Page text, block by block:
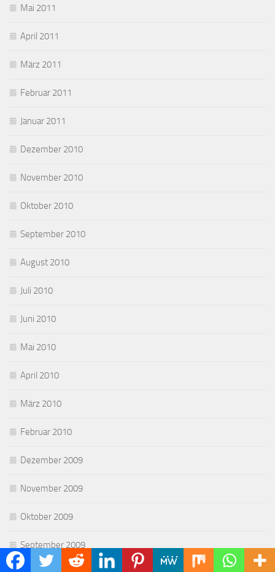
Mai 2011
April 2011
März 2011
Februar 2011
Januar 2011
Dezember 2010
November 2010
Oktober 2010
September 2010
August 2010
Juli 2010
Juni 2010
Mai 2010
April 2010
März 2010
Februar 2010
Dezember 2009
November 2009
Oktober 2009
September 2009